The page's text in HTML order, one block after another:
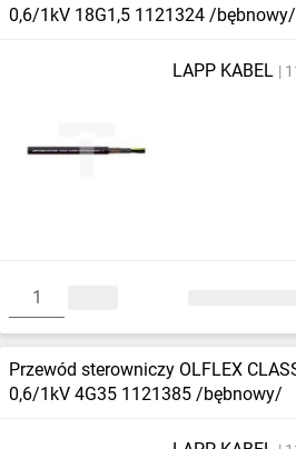
0,6/1kV 18G1,5 1121324 /bębnowy/
LAPP KABEL
Przewód sterowniczy OLFLEX
0,6/1kV 4G35 1121385 /bębnowy/